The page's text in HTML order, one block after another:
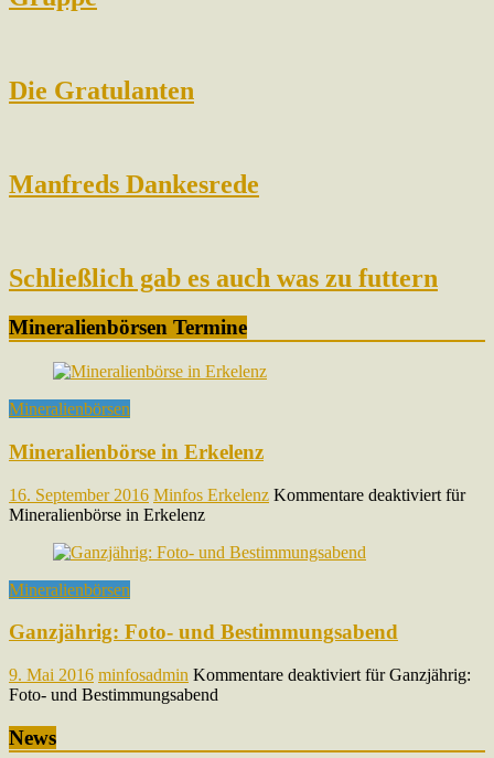
Die Gratulanten
Manfreds Dankesrede
Schließlich gab es auch was zu futtern
Mineralienbörsen Termine
Mineralienbörsen
Mineralienbörse in Erkelenz
16. September 2016 Minfos Erkelenz Kommentare deaktiviert für
Mineralienbörse in Erkelenz
Mineralienbörsen
Ganzjährig: Foto- und Bestimmungsabend
9. Mai 2016 minfosadmin Kommentare deaktiviert für Ganzjährig:
Foto- und Bestimmungsabend
News